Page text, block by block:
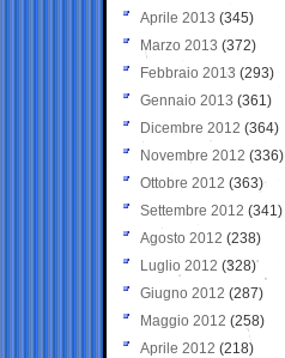
Aprile 2013 (345)
Marzo 2013 (372)
Febbraio 2013 (293)
Gennaio 2013 (361)
Dicembre 2012 (364)
Novembre 2012 (336)
Ottobre 2012 (363)
Settembre 2012 (341)
Agosto 2012 (238)
Luglio 2012 (328)
Giugno 2012 (287)
Maggio 2012 (258)
Aprile 2012 (218)